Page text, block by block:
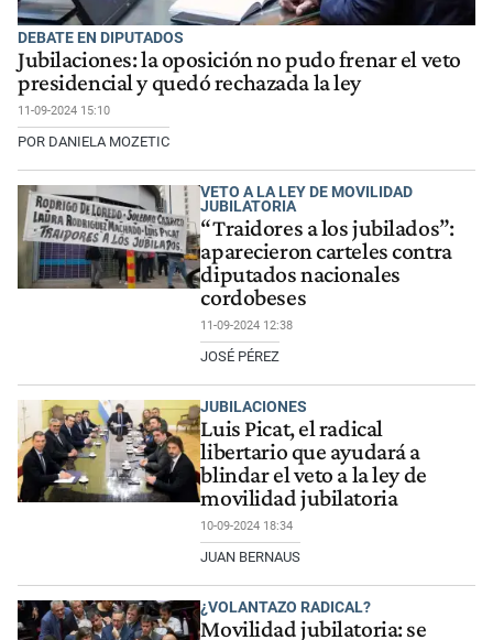
DEBATE EN DIPUTADOS
Jubilaciones: la oposición no pudo frenar el veto
presidencial y quedó rechazada la ley
11-09-2024 15:10
POR DANIELA MOZETIC
VETO A LA LEY DE MOVILIDAD
JUBILATORIA
“Traidores a los jubilados”:
aparecieron carteles contra
diputados nacionales
cordobeses
11-09-2024 12:38
JOSÉ PÉREZ
JUBILACIONES
Luis Picat, el radical
libertario que ayudará a
blindar el veto a la ley de
movilidad jubilatoria
10-09-2024 18:34
JUAN BERNAUS
¿VOLANTAZO RADICAL?
Movilidad jubilatoria: se